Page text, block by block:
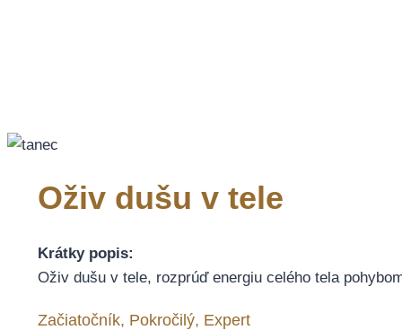
Oživ dušu v tele
Krátky popis:
Oživ dušu v tele, rozprúď energiu celého tela
Začiatočník, Pokročilý, Expert